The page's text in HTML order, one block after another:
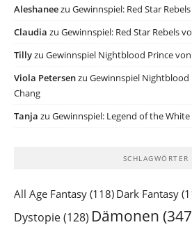
Aleshaneezu Gewinnspiel: Red Star
Claudia zu Gewinnspiel: Red Star Rebels
Tillyzu Gewinnspiel Nightblood Prince
Viola Petersenzu Gewinnspiel Nightblood
Chang
Tanja zu Gewinnspiel: Legend of the White
SCHLAGWÖRTER
All Age Fantasy (118) Dark Fantasy
Dystopie(128) Dämonen